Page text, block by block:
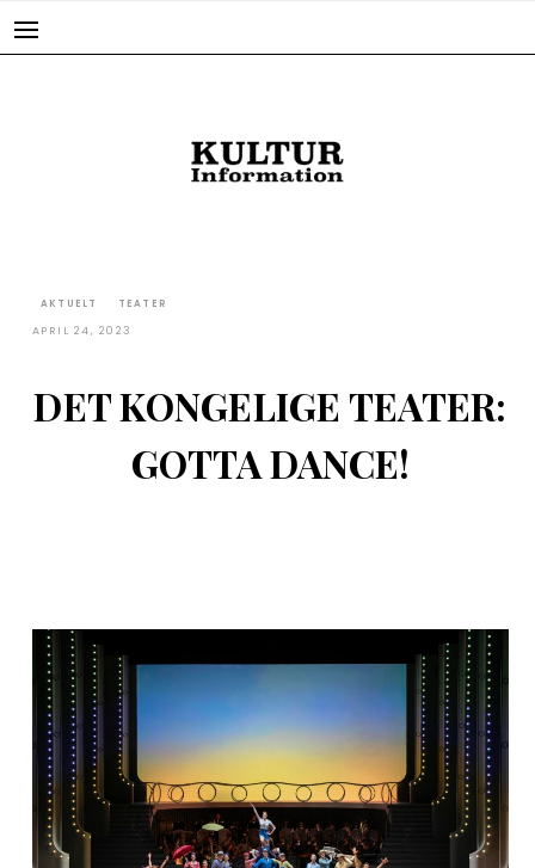
AKTUELT TEATER
APRIL 24, 2023
DET KONGELIGE TEATER:
GOTTA DANCE!